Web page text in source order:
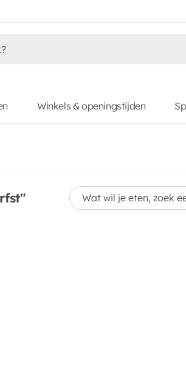
Winkels & openingstijden
Wat wil je eten, zoek